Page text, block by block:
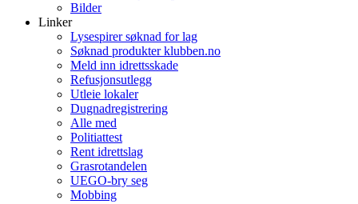
Bilder
Linker
Lysespirer søknad for lag
Søknad produkter klubben.no
Meld inn idrettsskade
Refusjonsutlegg
Utleie lokaler
Dugnadregistrering
Alle med
Politiattest
Rent idrettslag
Grasrotandelen
UEGO-bry seg
Mobbing